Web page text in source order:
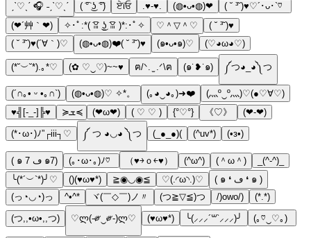
ˏˋ♡ˎˊ 🎧 ˗ˏˋ♡ˎˊ
( ͡° ͜ʖ ͡°) ਏϊਓ .♥️-♥️. (◍•ᴗ•◍)❤
( ˘ ³˘)♥︎♡´･ᴗ･`♡
(❤´艸｀❤)
✧･ﾟ:*( ͡ꈍ ͜ʖ̫ ͡ꈍ )*:･ﾟ✧ ♡＾▽＾♡
( ˘ ³˘)♥
( ˘ ³˘)♥(´∀｀)♡
(◍•ᴗ•◍)❤️( ˘ ³˘)♥ (๑•ᴗ•๑)♡ (♡◕ω◕♡)
(*˘︶˘*).｡*♡ (✿ ♡‿♡)~~♥️ ฅ/ᐠ. ̫ .ᐟ\ฅ (๑˙❥˙๑) ༼つ◕_◕༽つ
(´∩｡• ᵕ •｡∩`) (◍•ᴗ•◍)♡ ✧*。 (｡◕‿◕｡)➜❤️
(灬º‿º灬)♡(●♡∀♡)
♥╣[-_-]╠♥
≽ܫ≼ (❤ω❤) ( ♡ ♡ ) {°♡°} 《♡》 (❤-❤)
(*･ω･)ﾉ”┌iii┐♡ ༼ つ ◕◡◕ ༽つ (_●_●)( (^uv*) (•з•)
( ๑ ڡ 7 ๑7) (｡･ω･｡)ﾉ♡ （♥￫ｏ￩♥） (^ω^) (＾ω＾)
_(^-^)_
╰(*´︶`*)╯♡
()(♥ω♥*) ≧◉◡◉≦ ♡(.◜ω◝.)♡
( ๑ ❛ ڡ ❛ ๑ )
(っ◔◡◔)っ
^•^* ヾ(￣◇￣)ノ〃 (つ≧▽≦)つ /)owo/) (*.*)
(つ,,•ω•,,つ) ♡ლ(-༗‿༗-)ლ♡ (♥ω♥*) ╰(⸝⸝⸝´꒳`⸝⸝⸝)╯ (｡♡‿♡｡)